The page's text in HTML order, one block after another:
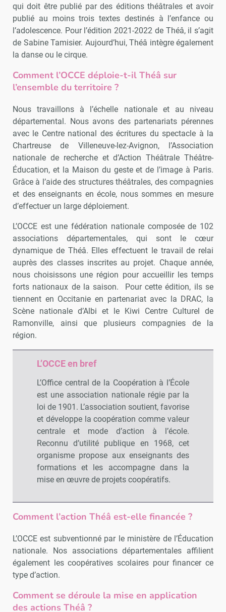
qui doit être publié par des éditions théâtrales et avoir
publié au moins trois textes destinés à l’enfance ou
l’adolescence. Pour l’édition 2021-2022 de Théâ, il s’agit
de Sabine Tamisier. Aujourd’hui, Théâ intègre également
la danse ou le cirque.
Comment l’OCCE déploie-t-il Théâ sur
l’ensemble du territoire ?
Nous travaillons à l’échelle nationale et au niveau
départemental. Nous avons des partenariats pérennes
avec le Centre national des écritures du spectacle à la
Chartreuse de Villeneuve-lez-Avignon, l’Association
nationale de recherche et d’Action Théâtrale Théâtre-
Éducation, et la Maison du geste et de l’image à Paris.
Grâce à l’aide des structures théâtrales, des compagnies
et des enseignants en école, nous sommes en mesure
d’effectuer un large déploiement.
L’OCCE est une fédération nationale composée de 102
associations départementales, qui sont le cœur
dynamique de Théâ. Elles effectuent le travail de relai
auprès des classes inscrites au projet. Chaque année,
nous choisissons une région pour accueillir les temps
forts nationaux de la saison. Pour cette édition, ils se
tiennent en Occitanie en partenariat avec la DRAC, la
Scène nationale d’Albi et le Kiwi Centre Culturel de
Ramonville, ainsi que plusieurs compagnies de la
région.
L’OCCE en bref
L’Office central de la Coopération à l’École
est une association nationale régie par la
loi de 1901. L’association soutient, favorise
et développe la coopération comme valeur
centrale et mode d’action à l’école.
Reconnu d’utilité publique en 1968, cet
organisme propose aux enseignants des
formations et les accompagne dans la
mise en œuvre de projets coopératifs.
Comment l’action Théâ est-elle financée ?
L’OCCE est subventionné par le ministère de l’Éducation
nationale. Nos associations départementales affilient
également les coopératives scolaires pour financer ce
type d’action.
Comment se déroule la mise en application
des actions Théâ ?